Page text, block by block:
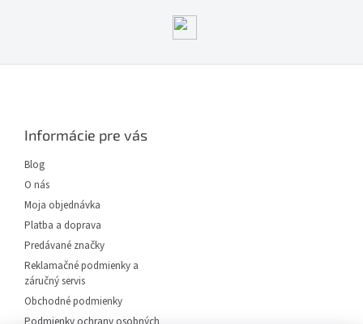
Informácie pre vás
Blog
O nás
Moja objednávka
Platba a doprava
Predávané značky
Reklamačné podmienky a
záručný servis
Obchodné podmienky